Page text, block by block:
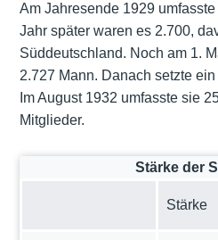
Am Jahresende 1929
Jahr später waren es 2.700,
Süddeutschland. Noch am 1.
2.727 Mann. Danach setzte
Im August 1932 umfasste sie
Mitglieder.
Stärke der
Stärke